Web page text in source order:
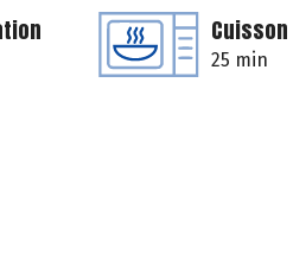
Cuisson
25 min